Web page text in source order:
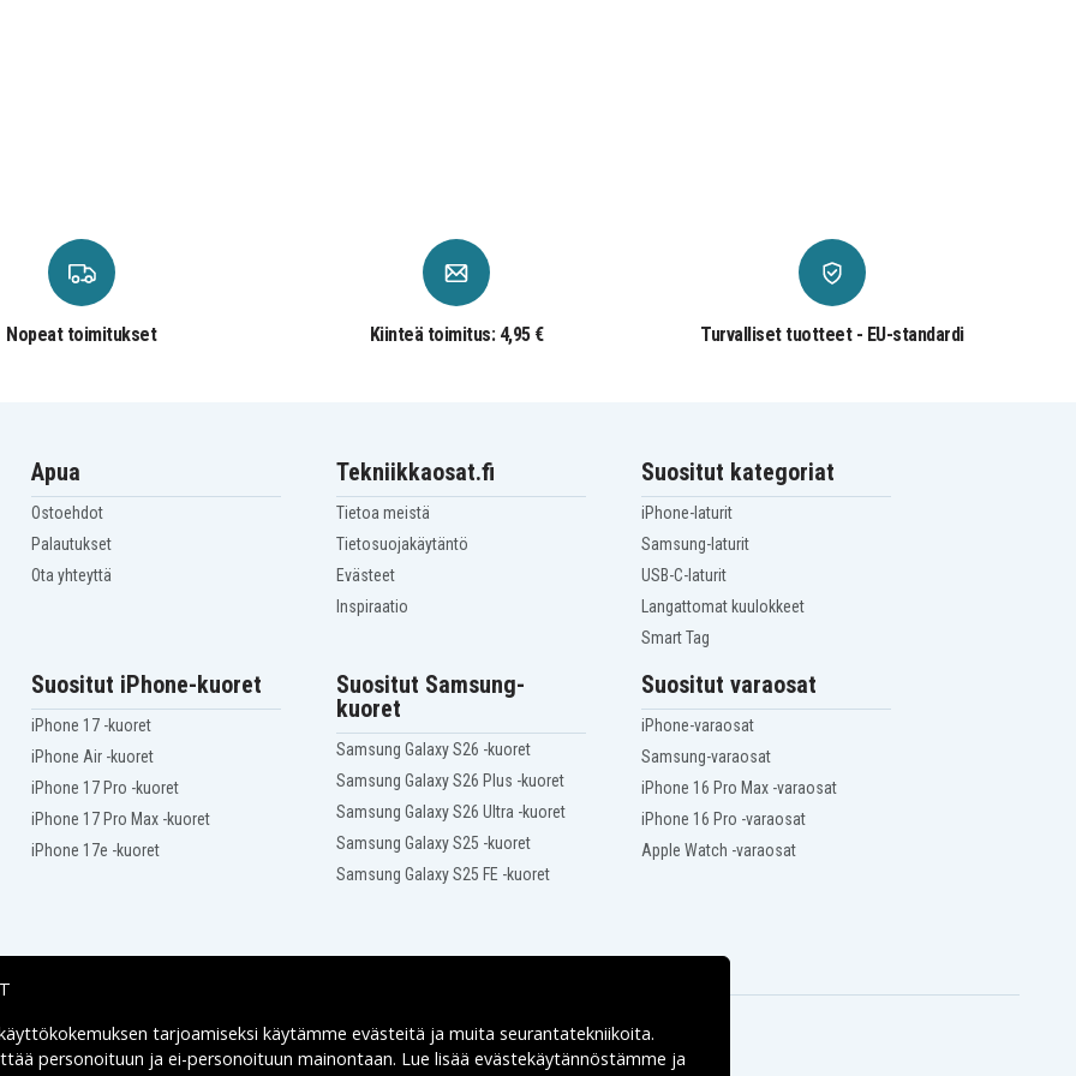
Nopeat toimitukset Kiinteä toimitus: 4,95 € Turvalliset tuotteet - EU-standardi
Apua
Ostoehdot
Palautukset
Ota yhteyttä
Tekniikkaosat.fi
Tietoa meistä
Tietosuojakäytäntö
Evästeet
Inspiraatio
Suositut kategoriat
iPhone-laturit
Samsung-laturit
USB-C-laturit
Langattomat kuulokkeet
Smart Tag
Suositut iPhone-kuoret
iPhone 17 -kuoret
iPhone Air -kuoret
iPhone 17 Pro -kuoret
iPhone 17 Pro Max -kuoret
iPhone 17e -kuoret
Suositut Samsung-
kuoret
Samsung Galaxy S26 -kuoret
Samsung Galaxy S26 Plus -kuoret
Samsung Galaxy S26 Ultra -kuoret
Samsung Galaxy S25 -kuoret
Samsung Galaxy S25 FE -kuoret
Suositut varaosat
iPhone-varaosat
Samsung-varaosat
iPhone 16 Pro Max -varaosat
iPhone 16 Pro -varaosat
Apple Watch -varaosat
Toimitusvaihtoehdottarjoamiseksi käytämme evästeitä ja muita seurantatekniikoita.
personoituun ja ei-personoituun mainontaan. Lue lisää evästekäytännöstämme ja